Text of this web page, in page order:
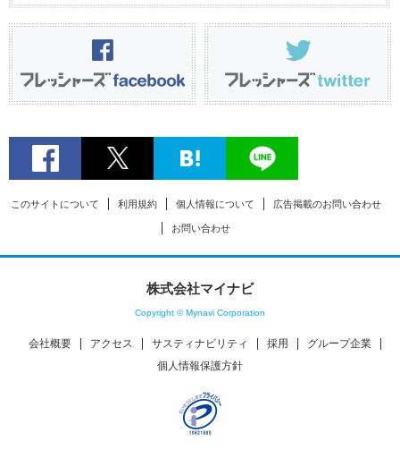
このサイトについて 利用規約 個人情報について 広告掲載のお問い合わせ
お問い合わせ
株式会社マイナビ
Copyright © Mynavi Corporation
会社概要 アクセス サスティナビリティ 採用
グループ企業
個人情報保護方針